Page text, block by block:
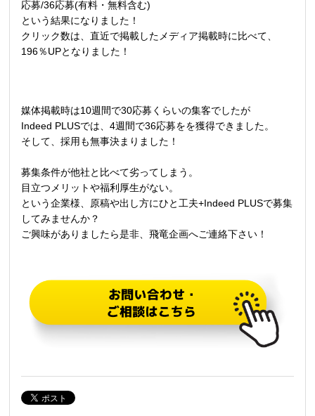
応募/36応募(有料・無料含む)
という結果になりました！
クリック数は、直近で掲載したメディア掲載時に比べて、
196％UPとなりました！
媒体掲載時は10週間で30応募くらいの集客でしたが
Indeed PLUSでは、4週間で36応募をを獲得できました。
そして、採用も無事決まりました！
募集条件が他社と比べて劣ってしまう。
目立つメリットや福利厚生がない。
という企業様、原稿や出し方にひと工夫+Indeed PLUSで募集
してみませんか？
ご興味がありましたら是非、飛竜企画へご連絡下さい！